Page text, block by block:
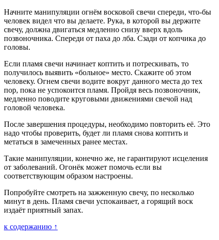
Начните манипуляции огнём восковой свечи спереди, что-бы
человек видел что вы делаете. Рука, в которой вы держите
свечу, должна двигаться медленно снизу вверх вдоль
позвоночника. Спереди от паха до лба. Сзади от копчика до
головы.
Если пламя свечи начинает коптить и потрескивать, то
получилось выявить «больное» место. Скажите об этом
человеку. Огнем свечи водите вокруг данного места до тех
пор, пока не успокоится пламя. Пройдя весь позвоночник,
медленно поводите круговыми движениями свечой над
головой человека.
После завершения процедуры, необходимо повторить её. Это
надо чтобы проверить, будет ли пламя снова коптить и
метаться в замеченных ранее местах.
Такие манипуляции, конечно же, не гарантируют исцеления
от заболеваний. Огонёк может помочь если вы
соответствующим образом настроены.
Попробуйте смотреть на зажженную свечу, по несколько
минут в день. Пламя свечи успокаивает, а горящий воск
издаёт приятный запах.
к содержанию ↑